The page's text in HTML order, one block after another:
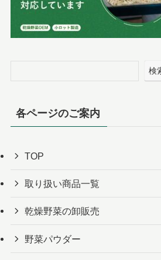
検
各ページのご案内
TOP
取り扱い商品一覧
乾燥野菜の卸販売
野菜パウダー